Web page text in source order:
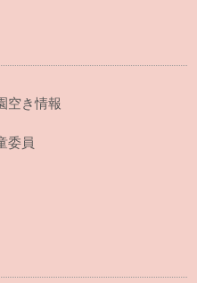
空き情報
委員